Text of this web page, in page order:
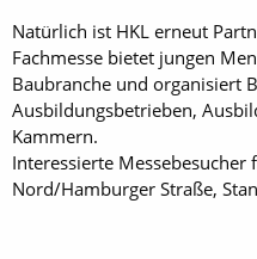
Natürlich ist HKL erneut
Fachmesse bietet jungen
Baubranche und organisiert
Ausbildungsbetrieben,
Kammern.
Interessierte Messebesucher
Nord/Hamburger Straße,